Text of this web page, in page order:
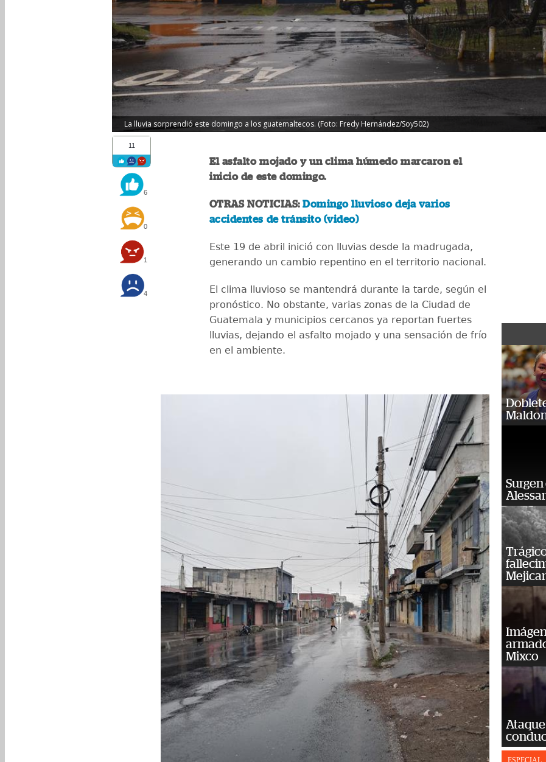
La lluvia sorprendió este domingo a los guatemaltecos. (Foto: Fredy Hernández/Soy502)
11
6
0
1
4
El asfalto mojado y un clima húmedo marcaron el
inicio de este domingo.
OTRAS NOTICIAS:Domingo lluvioso deja varios
accidentes de tránsito (video)
Este 19 de abril inició con lluvias desde la madrugada,
generando un cambio repentino en el territorio nacional.
El clima lluvioso se mantendrá durante la tarde, según el
pronóstico. No obstante, varias zonas de la Ciudad de
Guatemala y municipios cercanos ya reportan fuertes
lluvias, dejando el asfalto mojado y una sensación de frío
en el ambiente.
Mixco
ESPECIAL